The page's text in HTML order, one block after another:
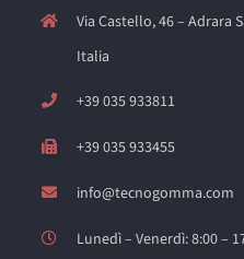
Via Castello, 46 – Adrara
Italia
+39 035 933811
+39 035 933455
info@tecnogomma.com
Lunedì – Venerdì: 8:00 –